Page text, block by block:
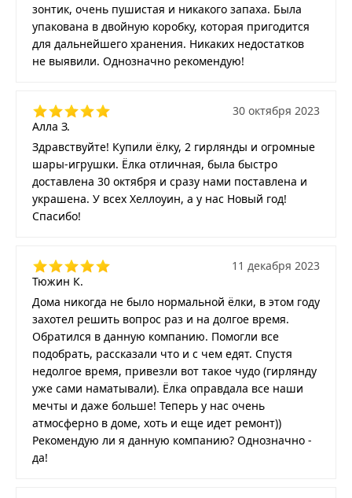
зонтик, очень пушистая и никакого запаха. Была
упакована в двойную коробку, которая пригодится
для дальнейшего хранения. Никаких недостатков
не выявили. Однозначно рекомендую!
Алла З.
30 октября 2023
Здравствуйте! Купили ёлку, 2 гирлянды и огромные
шары-игрушки. Ёлка отличная, была быстро
доставлена 30 октября и сразу нами поставлена и
украшена. У всех Хеллоуин, а у нас Новый год!
Спасибо!
Тюжин К.
11 декабря 2023
Дома никогда не было нормальной ёлки, в этом году
захотел решить вопрос раз и на долгое время.
Обратился в данную компанию. Помогли все
подобрать, рассказали что и с чем едят. Спустя
недолгое время, привезли вот такое чудо (гирлянду
уже сами наматывали). Ёлка оправдала все наши
мечты и даже больше! Теперь у нас очень
атмосферно в доме, хоть и еще идет ремонт))
Рекомендую ли я данную компанию? Однозначно -
да!